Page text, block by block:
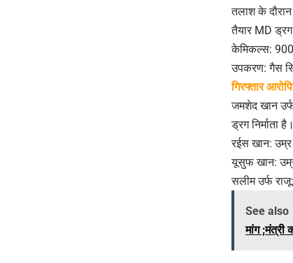
​तलाश के
​तैयार MD
​केमिकल्स: 900
​उपकरण: गैस
गिरफ्तार
​जमशेद खान
ड्रग निर्माता है।
​रईस खान: उम्र
​यूसुफ खान: उम्र
​सलीम उर्फ
See also
मांग ;मंत्री